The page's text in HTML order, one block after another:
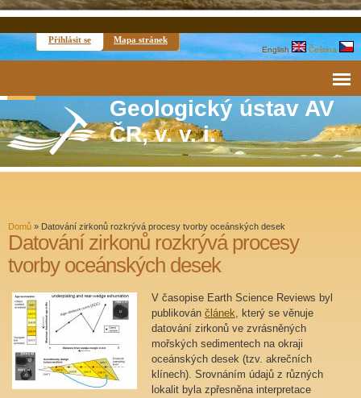
Přihlásit se Mapa stránek
English Čeština
Geologický ústav AV
ČR, v. v. i.
Domů » Datování zirkonů rozkrývá procesy tvorby oceánských desek
Datování zirkonů rozkrývá procesy
tvorby oceánských desek
V časopise Earth Science Reviews byl
publikován článek , který se věnuje
datování zirkonů ve zvrásněných
mořských sedimentech na okraji
oceánských desek (tzv. akrečních
klínech). Srovnáním údajů z různých
lokalit byla zpřesněna interpretace